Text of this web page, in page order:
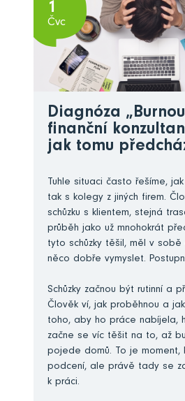
1
Čvc
Diagnóza
finanční
jak tomu
Tuhle situaci často řešíme,
tak s kolegy z jiných firem.
schůzku s klientem, stejná
průběh jako už mnohokrát
tyto schůzky těšil, měl v
něco dobře vymyslet.
Schůzky začnou být rutinní a
Člověk ví, jak proběhnou a
toho, aby ho práce nabíjela,
začne se víc těšit na to, až
pojede domů. To je moment,
podcení, ale právě tady se
k práci.